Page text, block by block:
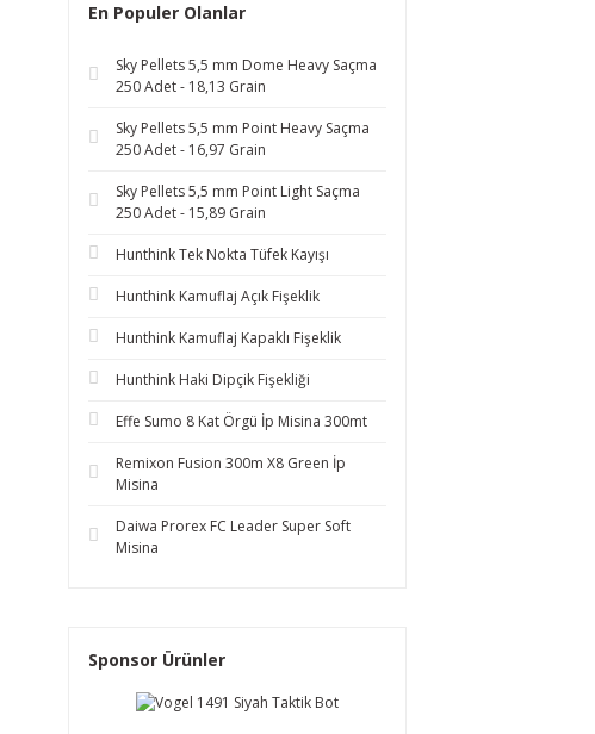
En Populer Olanlar
Sky Pellets 5,5 mm Dome Heavy Saçma
250 Adet - 18,13 Grain
Sky Pellets 5,5 mm Point Heavy Saçma
250 Adet - 16,97 Grain
Sky Pellets 5,5 mm Point Light Saçma
250 Adet - 15,89 Grain
Hunthink Tek Nokta Tüfek Kayışı
Hunthink Kamuflaj Açık Fişeklik
Hunthink Kamuflaj Kapaklı Fişeklik
Hunthink Haki Dipçik Fişekliği
Effe Sumo 8 Kat Örgü İp Misina 300mt
Remixon Fusion 300m X8 Green İp
Misina
Daiwa Prorex FC Leader Super Soft
Misina
Sponsor Ürünler